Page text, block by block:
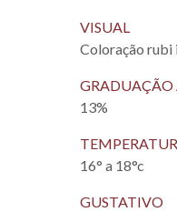
VISUAL
Coloração rubi
GRADUAÇÃO
13%
16° a 18°c
GUSTATIVO